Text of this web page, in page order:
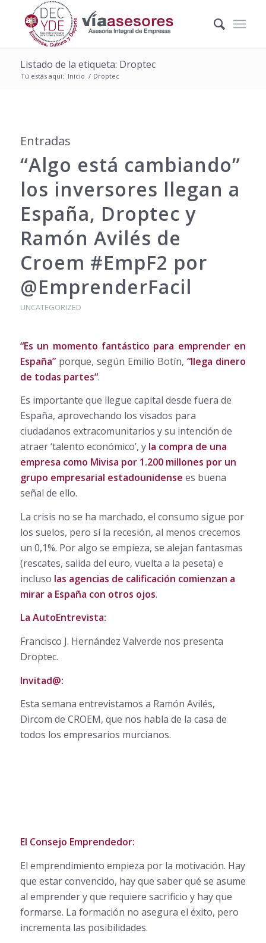
Listado de la etiqueta: Droptec
Tú estás aquí: Inicio / Droptec
Entradas
“Algo está cambiando”
los inversores llegan a
España, Droptec y
Ramón Avilés de
Croem #EmpF2 por
@EmprenderFacil
UNCATEGORIZED
“Es un momento fantástico para emprender en
España”porque, según Emilio Botín,“llega dinero
de todas partes“.
Es importante que llegue capital desde fuera de
España, aprovechando los visados para
ciudadanos extracomunitarios y su intención de
atraer ‘talento económico’, y la compra de una
empresa como Mivisa por 1.200 millones por un
grupo empresarial estadounidense es buena
señal de ello.
La crisis no se ha marchado, el consumo sigue por
los suelos, pero sí la recesión, al menos crecemos
un 0,1%. Por algo se empieza, se alejan fantasmas
(rescates, salida del euro, vuelta a la peseta) e
incluso las agencias de calificación comienzan a
mirar a España con otros ojos.
La AutoEntrevista:
Francisco J. Hernández Valverde nos presenta
Droptec.
Invitad@:
Esta semana entrevistamos a Ramón Avilés,
Dircom de CROEM, que nos habla de la casa de
todos los empresarios murcianos.
El Consejo Emprendedor:
El emprendimiento empieza por la motivación. Hay
que estar convencido, hay que saber qué se asume
al emprender y que requiere sacrificio y hay que
formarse. La formación no asegura el éxito, pero
incrementa las posibilidades.